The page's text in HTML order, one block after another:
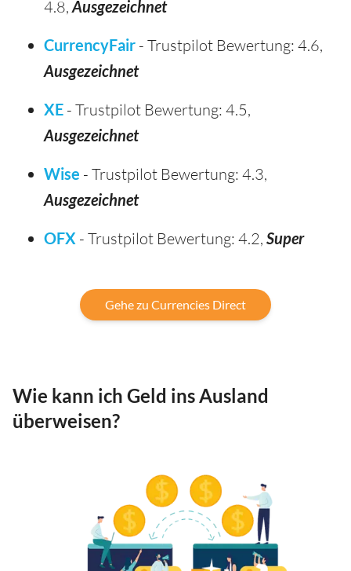
4.8,Ausgezeichnet
CurrencyFair - Trustpilot Bewertung: 4.6,
Ausgezeichnet
XE - Trustpilot Bewertung: 4.5,
Ausgezeichnet
Wise - Trustpilot Bewertung: 4.3,
Ausgezeichnet
OFX - Trustpilot Bewertung: 4.2, Super
Gehe zu Currencies Direct
Wie kann ich Geld ins Ausland
überweisen?